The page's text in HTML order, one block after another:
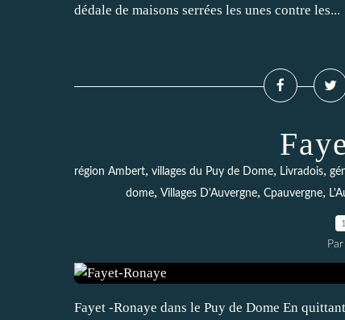
dédale de maisons serrées les unes contre les...
région Ambert, villages du Puy de Dome, Livradois,
dome, Villages D'Auvergne, Cpauvergne,
Fayet -Ronaye dans le Puy de Dome En